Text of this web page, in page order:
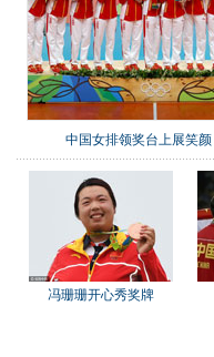
中国女排领奖台上展笑颜
冯珊珊开心秀奖牌